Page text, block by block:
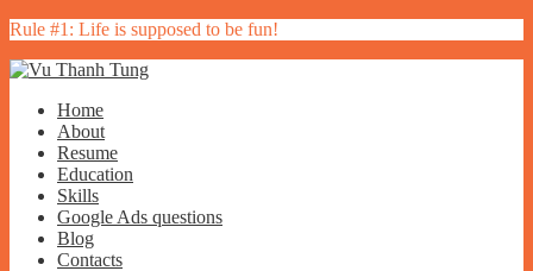
Rule #1: Life is supposed to be fun!
Home
About
Resume
Education
Skills
Google Ads questions
Blog
Contacts